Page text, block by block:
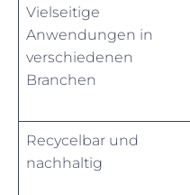
Vielseitige
Anwendungen in
verschiedenen
Branchen
Recycelbar und
nachhaltig